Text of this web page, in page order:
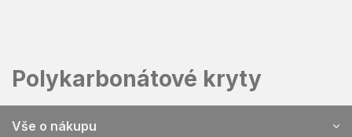
Polykarbonátové kryty
Vše o nákupu